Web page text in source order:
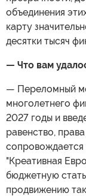
объединения
карту
десятки тысяч
— Что вам
— Переломный
многолетнего
2027 годы и
равенство,
сопровождается
"Креативная
бюджетную
продвижению